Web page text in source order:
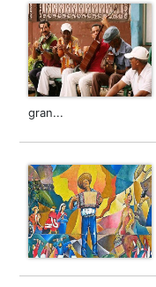
gran...